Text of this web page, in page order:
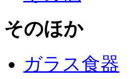
そのほか
ガラス食器